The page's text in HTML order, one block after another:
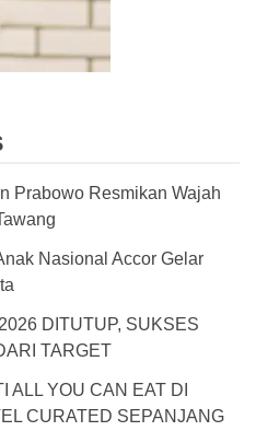
Prabowo Resmikan Wajah
Nasional Accor Gelar
DITUTUP, SUKSES
TARGET
ALL YOU CAN EAT DI
CURATED SEPANJANG